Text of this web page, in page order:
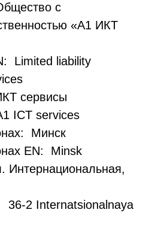
с
«А1 ИКТ
Limited liability
сервисы
ICT services
Минск
EN: Minsk
Интернациональная,
36-2 Internatsionalnaya